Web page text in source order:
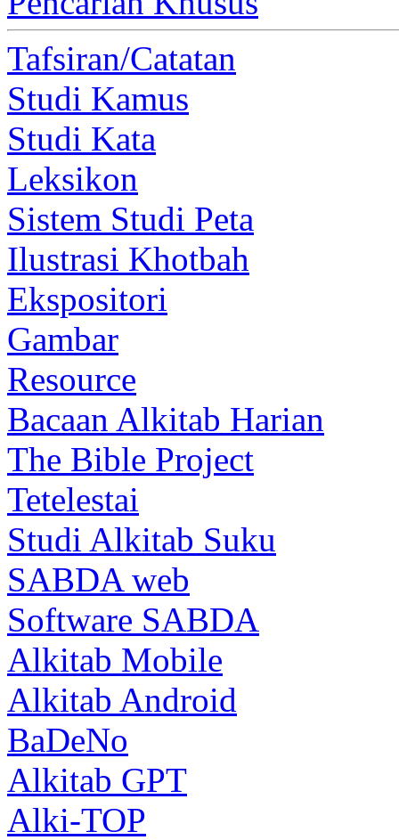
Tafsiran/Catatan
Studi Kamus
Studi Kata
Leksikon
Sistem Studi Peta
Ilustrasi Khotbah
Ekspositori
Gambar
Resource
Bacaan Alkitab Harian
The Bible Project
Tetelestai
Studi Alkitab Suku
SABDA web
Software SABDA
Alkitab Mobile
Alkitab Android
BaDeNo
Alkitab GPT
Alki-TOP